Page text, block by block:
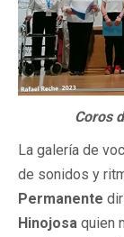
Coros
La galería de
de sonidos y
Permanente
Hinojosa quien